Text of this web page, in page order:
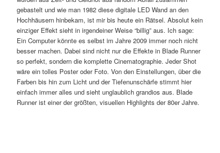
gebastelt und wie man 1982 diese digitale LED Wand an den
Hochhäusern hinbekam, ist mir bis heute ein Rätsel. Absolut kein
einziger Effekt sieht in irgendeiner Weise “billig” aus. Ich sage:
Ein Computer könnte es selbst im Jahre 2009 immer noch nicht
besser machen. Dabei sind nicht nur die Effekte in Blade Runner
so perfekt, sondern die komplette Cinematographie. Jeder Shot
wäre ein tolles Poster oder Foto. Von den Einstellungen, über die
Farben bis hin zum Licht und der Tiefenunschärfe stimmt hier
einfach immer alles und sieht unglaublich grandios aus. Blade
Runner ist einer der größten, visuellen Highlights der 80er Jahre.